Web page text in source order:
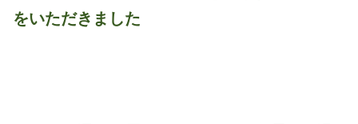
をいただきました